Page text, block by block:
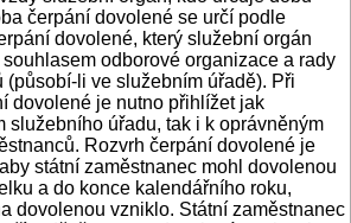
čerpání dovolené se určí podle
dovolené, který služební orgán
odborové organizace a rady
(působí-li ve služebním úřadě). Při
dovolené je nutno přihlížet jak
služebního úřadu, tak i k oprávněným
Rozvrh čerpání dovolené je
státní zaměstnanec mohl dovolenou
a do konce kalendářního roku,
dovolenou vzniklo. Státní zaměstnanec